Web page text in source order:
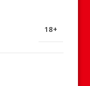
18+